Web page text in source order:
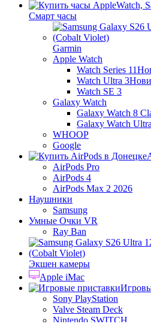
Смарт часы
Garmin
Apple Watch
Watch Series 11
Watch Ultra 3
Watch SE 3
Galaxy Watch
Galaxy Watch 8
Galaxy Watch
WHOOP
Google
AirPods Pro
AirPods 4
AirPods Max 2 2026
Наушники
Samsung
Умные Очки VR
Ray Ban
Экшен камеры
Apple iMac
Sony PlayStation
Valve Steam Deck
Nintendo SWITCH